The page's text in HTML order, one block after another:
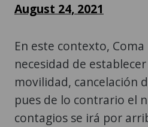
August 24, 2021
En este contexto,
necesidad de
movilidad, cancelación
pues de lo contrario el
contagios se irá por